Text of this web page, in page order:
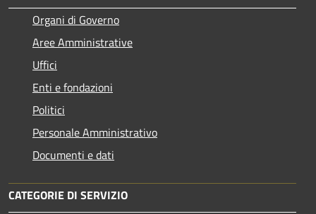
Organi di Governo
Aree Amministrative
Uffici
Enti e fondazioni
Politici
Personale Amministrativo
Documenti e dati
CATEGORIE DI SERVIZIO